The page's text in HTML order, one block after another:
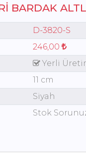
BARDAK
D-3820-S
246,00
Yerli
11 cm
Siyah
Stok